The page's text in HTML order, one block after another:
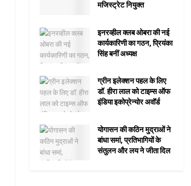
मजिस्ट्रेट नियुक्त
इनरव्हील क्लब ओबरा की नई
कार्यकारिणी का गठन, प्रियंका
सिंह बनीं अध्यक्ष
ग्रीन इलेक्शन पहल के लिए
डॉ. हीरा लाल को टाइम्स ऑफ
इंडिया इकोप्रेन्योर अवॉर्ड
योगासन की कठिन मुद्राओं ने
बांधा समां, प्रतिभागियों के
संतुलन और लय ने जीता दिल